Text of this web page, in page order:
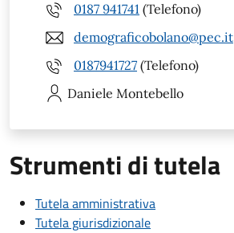
0187 941741 (Telefono)
demograficobolano@pec.it
0187941727 (Telefono)
Daniele Montebello
Strumenti di tutela
Tutela amministrativa
Tutela giurisdizionale